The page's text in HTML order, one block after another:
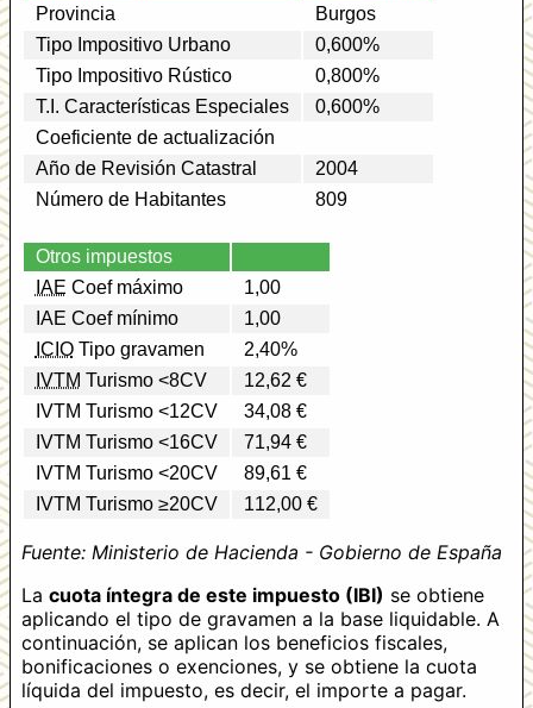
Provincia
Burgos
Tipo Impositivo Urbano
0,600%
Tipo Impositivo Rústico
0,800%
T.I. Características Especiales
0,600%
Coeficiente de actualización
Año de Revisión Catastral
2004
Número de Habitantes
809
Otros impuestos
IAE Coef máximo
1,00
IAE Coef mínimo
1,00
ICIOTipo gravamen
2,40%
IVTM Turismo <8CV
12,62 €
IVTM Turismo <12CV
34,08 €
IVTM Turismo <16CV
71,94 €
IVTM Turismo <20CV
89,61 €
IVTM Turismo ≥20CV
112,00 €
Fuente: Ministerio de Hacienda - Gobierno de España
La cuota íntegra de este impuesto (IBI) se obtiene
aplicando el tipo de gravamen a la base liquidable. A
continuación, se aplican los beneficios fiscales,
bonificaciones o exenciones, y se obtiene la cuota
líquida del impuesto, es decir, el importe a pagar.